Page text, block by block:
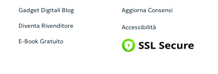
Gadget Digitali Blog
Diventa Rivenditore
E-Book Gratuito
Aggiorna Consensi
Accessibilità